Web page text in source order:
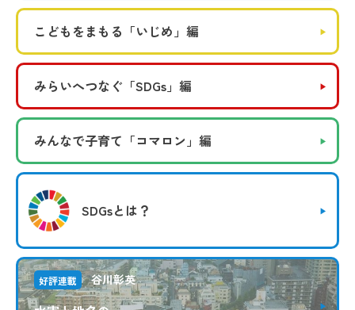
こどもをまもる 「いじめ」編
みらいへつなぐ 「SDGs」編
みんなで子育て 「コマロン」編
SDGsとは？
好評連載 谷川彰英